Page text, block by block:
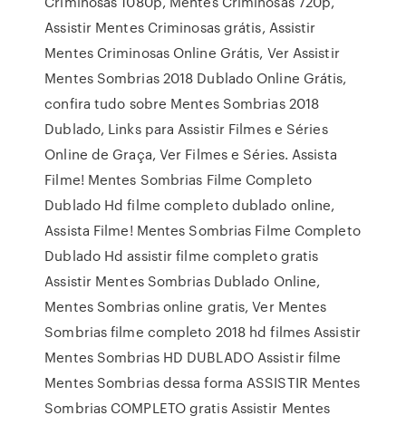
Assistir Mentes Criminosas grátis, Assistir
Mentes Criminosas Online Grátis, Ver Assistir
Mentes Sombrias 2018 Dublado Online Grátis,
confira tudo sobre Mentes Sombrias 2018
Dublado, Links para Assistir Filmes e Séries
Online de Graça, Ver Filmes e Séries. Assista
Filme! Mentes Sombrias Filme Completo
Dublado Hd filme completo dublado online,
Assista Filme! Mentes Sombrias Filme Completo
Dublado Hd assistir filme completo gratis
Assistir Mentes Sombrias Dublado Online,
Mentes Sombrias online gratis, Ver Mentes
Sombrias filme completo 2018 hd filmes Assistir
Mentes Sombrias HD DUBLADO Assistir filme
Mentes Sombrias dessa forma ASSISTIR Mentes
Sombrias COMPLETO gratis Assistir Mentes